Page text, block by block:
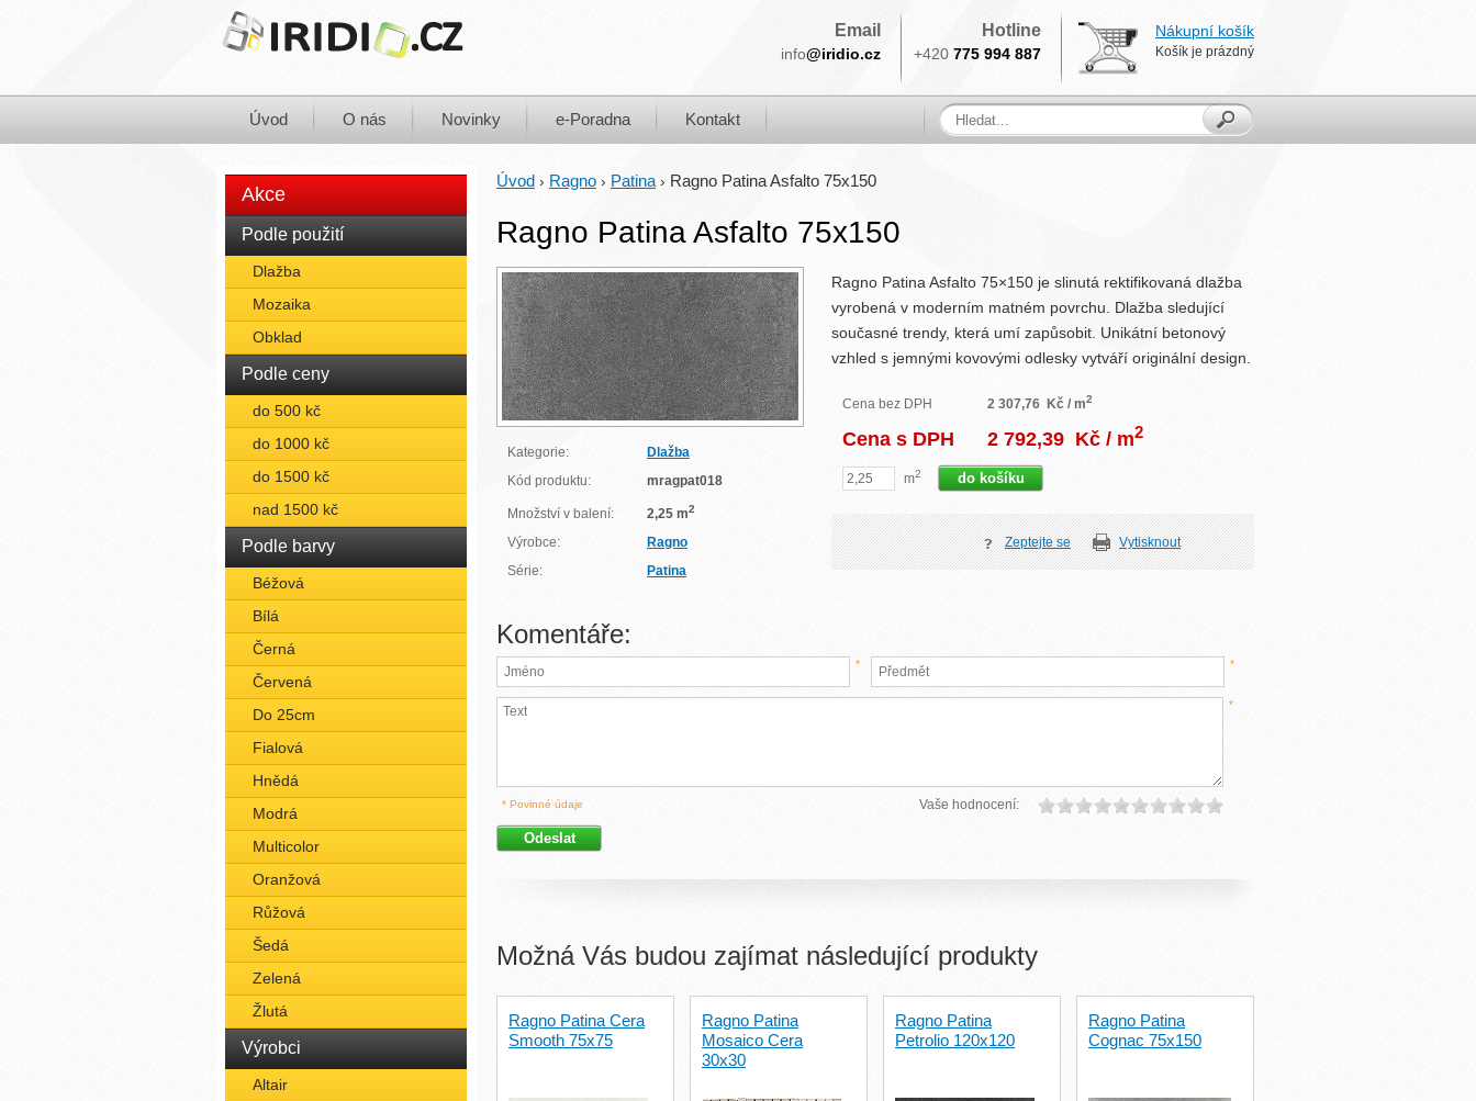
Email
info@iridio.cz
Hotline
+420 775 994 887
Nákupní košík
Košík je prázdný
Úvod O nás Novinky e-Poradna Kontakt
Akce
Podle použití
Dlažba
Mozaika
Obklad
Podle ceny
do 500 kč
do 1000 kč
do 1500 kč
nad 1500 kč
Podle barvy
Béžová
Bílá
Černá
Červená
Do 25cm
Fialová
Hnědá
Modrá
Multicolor
Oranžová
Růžová
Šedá
Zelená
Žlutá
Výrobci
Altair
Úvod › Ragno › Patina › Ragno Patina Asfalto 75x150
Ragno Patina Asfalto 75x150
Kategorie:
Dlažba
Kód produktu:
mragpat018
Množství v balení: 2,25 m2
Výrobce:
Ragno
Série:
Patina
Ragno Patina Asfalto 75×150 je slinutá rektifikovaná dlažba
vyrobená v moderním matném povrchu. Dlažba sledující
současné trendy, která umí zapůsobit. Unikátní betonový
vzhled s jemnými kovovými odlesky vytváří originální design.
Cena bez DPH 2 307,76 Kč / m2
Cena s DPH 2 792,39 Kč / m2
m2
Zeptejte se Vytisknout
Komentáře:
* *
*
* Povinné údaje Vaše hodnocení:
Možná Vás budou zajímat následující produkty
Ragno Patina Cera
Smooth 75x75
Ragno Patina
Mosaico Cera
30x30
Ragno Patina
Petrolio 120x120
Ragno Patina
Cognac 75x150